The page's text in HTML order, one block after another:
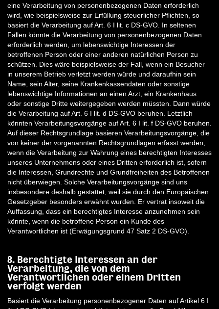
eine Verarbeitung von personenbezogenen Daten erforderlich
wird, wie beispielsweise zur Erfüllung steuerlicher Pflichten, so
basiert die Verarbeitung auf Art. 6 I lit. c DS-GVO. In seltenen
Fällen könnte die Verarbeitung von personenbezogenen Daten
erforderlich werden, um lebenswichtige Interessen der
betroffenen Person oder einer anderen natürlichen Person zu
schützen. Dies wäre beispielsweise der Fall, wenn ein Besucher
in unserem Betrieb verletzt werden würde und daraufhin sein
Name, sein Alter, seine Krankenkassendaten oder sonstige
lebenswichtige Informationen an einen Arzt, ein Krankenhaus
oder sonstige Dritte weitergegeben werden müssten. Dann würde
die Verarbeitung auf Art. 6 I lit. d DS-GVO beruhen. Letztlich
könnten Verarbeitungsvorgänge auf Art. 6 I lit. f DS-GVO beruhen.
Auf dieser Rechtsgrundlage basieren Verarbeitungsvorgänge, die
von keiner der vorgenannten Rechtsgrundlagen erfasst werden,
wenn die Verarbeitung zur Wahrung eines berechtigten Interesses
unseres Unternehmens oder eines Dritten erforderlich ist, sofern
die Interessen, Grundrechte und Grundfreiheiten des Betroffenen
nicht überwiegen. Solche Verarbeitungsvorgänge sind uns
insbesondere deshalb gestattet, weil sie durch den Europäischen
Gesetzgeber besonders erwähnt wurden. Er vertrat insoweit die
Auffassung, dass ein berechtigtes Interesse anzunehmen sein
könnte, wenn die betroffene Person ein Kunde des
Verantwortlichen ist (Erwägungsgrund 47 Satz 2 DS-GVO).
8. Berechtigte Interessen an der
Verarbeitung, die von dem
Verantwortlichen oder einem Dritten
verfolgt werden
Basiert die Verarbeitung personenbezogener Daten auf Artikel 6 I